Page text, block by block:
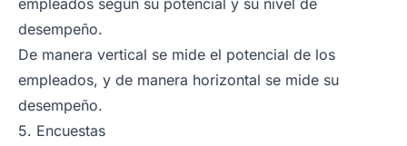
empleados según su potencial y su nivel de
desempeño.
De manera vertical se mide el potencial de los
empleados, y de manera horizontal se mide su
desempeño.
5. Encuestas